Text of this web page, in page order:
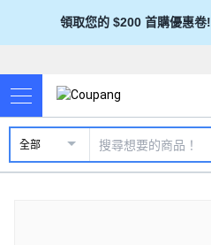
領取您的 $200 首購優惠卷!
全部